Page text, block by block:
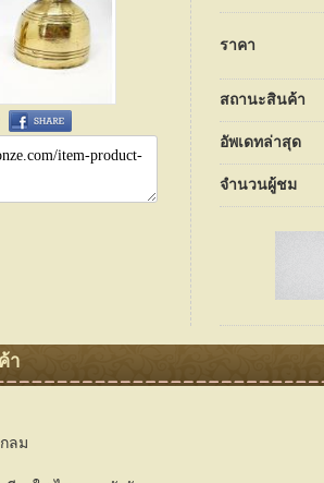
ราคา
สถานะสินค้า
อัพเดทล่าสุด
จำนวนผู้ชม
า
ลม